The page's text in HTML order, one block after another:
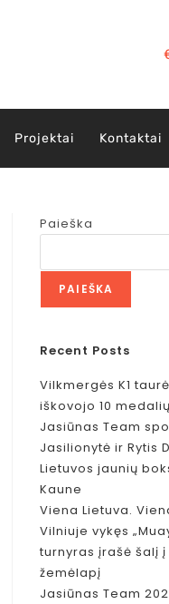
Projektai Kontaktai
Paieška
PAIEŠKA
Recent Posts
Vilkmergės K1
iškovojo 10 medalių
Jasiūnas Team
Jasilionytė ir Rytis
Lietuvos jaunių
Kaune
Viena Lietuva.
Vilniuje vykęs
turnyras įrašė šalį į
žemėlapį
Jasiūnas Team